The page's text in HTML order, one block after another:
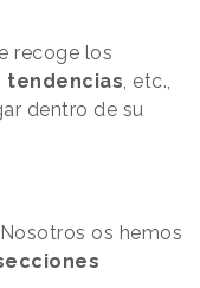
recoge los
tendencias, etc.,
dentro de su
os hemos